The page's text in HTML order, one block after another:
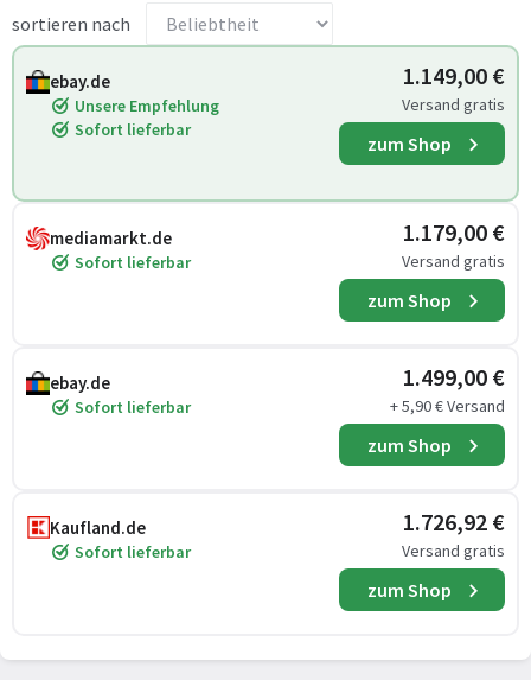
sortieren nach
ebay.de
Unsere Empfehlung
Sofort lieferbar
1.149,00 €
Versand gratis
zum Shop
mediamarkt.de
Sofort lieferbar
1.179,00 €
Versand gratis
zum Shop
ebay.de
Sofort lieferbar
1.499,00 €
+ 5,90 € Versand
zum Shop
Kaufland.de
Sofort lieferbar
1.726,92 €
Versand gratis
zum Shop